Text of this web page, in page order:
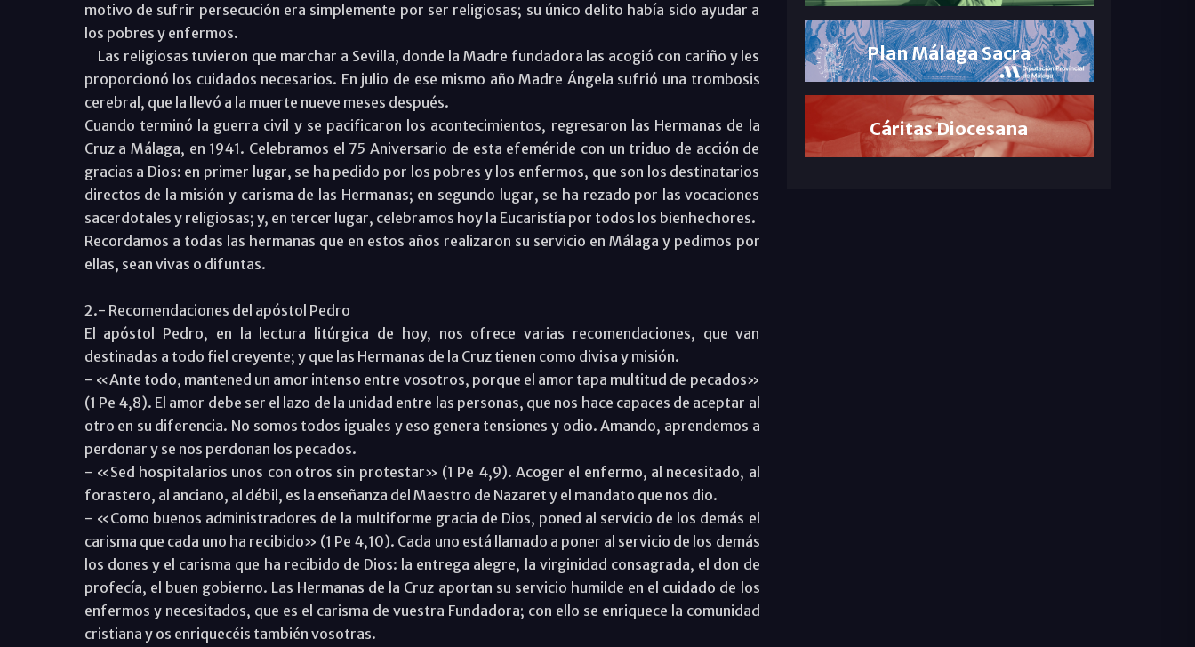
motivo de sufrir persecución era simplemente por ser religiosas; su único delito había sido ayudar a
los pobres y enfermos.
Las religiosas tuvieron que marchar a Sevilla, donde la Madre fundadora las acogió con cariño y les
proporcionó los cuidados necesarios. En julio de ese mismo año Madre Ángela sufrió una trombosis
cerebral, que la llevó a la muerte nueve meses después.
Cuando terminó la guerra civil y se pacificaron los acontecimientos, regresaron las Hermanas de la
Cruz a Málaga, en 1941. Celebramos el 75 Aniversario de esta efeméride con un triduo de acción de
gracias a Dios: en primer lugar, se ha pedido por los pobres y los enfermos, que son los destinatarios
directos de la misión y carisma de las Hermanas; en segundo lugar, se ha rezado por las vocaciones
sacerdotales y religiosas; y, en tercer lugar, celebramos hoy la Eucaristía por todos los bienhechores.
Recordamos a todas las hermanas que en estos años realizaron su servicio en Málaga y pedimos por
ellas, sean vivas o difuntas.
2.- Recomendaciones del apóstol Pedro
El apóstol Pedro, en la lectura litúrgica de hoy, nos ofrece varias recomendaciones, que van
destinadas a todo fiel creyente; y que las Hermanas de la Cruz tienen como divisa y misión.
- «Ante todo, mantened un amor intenso entre vosotros, porque el amor tapa multitud de pecados»
(1 Pe 4,8). El amor debe ser el lazo de la unidad entre las personas, que nos hace capaces de aceptar al
otro en su diferencia. No somos todos iguales y eso genera tensiones y odio. Amando, aprendemos a
perdonar y se nos perdonan los pecados.
- «Sed hospitalarios unos con otros sin protestar» (1 Pe 4,9). Acoger el enfermo, al necesitado, al
forastero, al anciano, al débil, es la enseñanza del Maestro de Nazaret y el mandato que nos dio.
- «Como buenos administradores de la multiforme gracia de Dios, poned al servicio de los demás el
carisma que cada uno ha recibido» (1 Pe 4,10). Cada uno está llamado a poner al servicio de los demás
los dones y el carisma que ha recibido de Dios: la entrega alegre, la virginidad consagrada, el don de
profecía, el buen gobierno. Las Hermanas de la Cruz aportan su servicio humilde en el cuidado de los
enfermos y necesitados, que es el carisma de vuestra Fundadora; con ello se enriquece la comunidad
cristiana y os enriquecéis también vosotras.
Plan Málaga Sacra
Cáritas Diocesana